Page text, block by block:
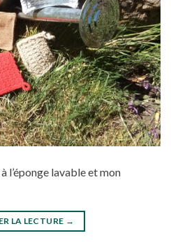
l’éponge lavable et mon
LA LECTURE →